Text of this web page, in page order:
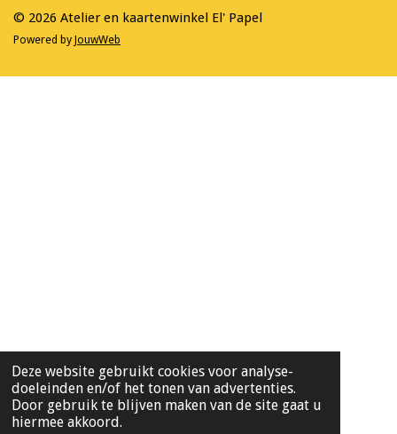
Deze website gebruikt cookies voor analyse-
doeleinden en/of het tonen van advertenties.
Door gebruik te blijven maken van de site gaat u
hiermee akkoord.
m
© 2026 Atelier en kaartenwinkel El' Papel
Powered by JouwWeb